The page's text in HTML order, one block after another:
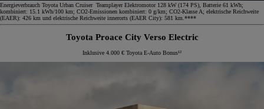
Energieverbrauch Toyota Urban Cruiser Teamplayer Elektromotor 128 kW (174 PS), Batterie 61 kWh;
kombiniert: 15.1 kWh/100 km; CO2-Emissionen kombiniert: 0 g/km; CO2-Klasse A; elektrische Reichweite
(EAER): 426 km und elektrische Reichweite innerorts (EAER City): 581 km.****
Toyota Proace City Verso Electric
Inklusive 4.000 € Toyota E-Auto Bonus¹²